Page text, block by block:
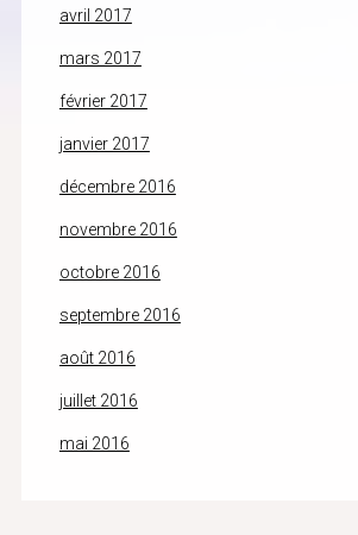
avril 2017
mars 2017
février 2017
janvier 2017
décembre 2016
novembre 2016
octobre 2016
septembre 2016
août 2016
juillet 2016
mai 2016